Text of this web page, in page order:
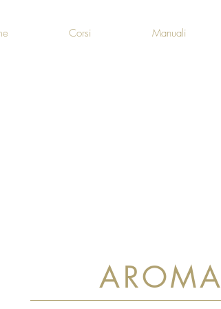
Corsi Manuali
AROMA